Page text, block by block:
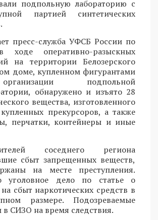
подпольную лабораторию с
партией синтетических
пресс-служба УФСБ России по
ходе оперативно-разыскных
на территории Белозерского
доме, купленном фигурантами
подпольной
обнаружено и изъято 28
вещества, изготовленного
прекурсоров, а также
перчатки, контейнеры и иные
соседнего региона
сбыт запрещенных веществ,
на месте преступления.
уголовное дело по статье о
сбыт наркотических средств в
размере. Подозреваемые
в СИЗО на время следствия.